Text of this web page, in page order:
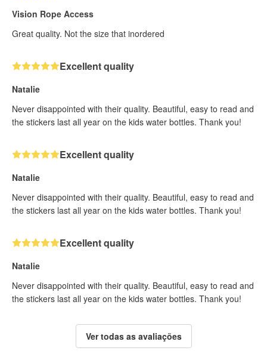
Vision Rope Access
Great quality. Not the size that inordered
Excellent quality
Natalie
Never disappointed with their quality. Beautiful, easy to read and
the stickers last all year on the kids water bottles. Thank you!
Excellent quality
Natalie
Never disappointed with their quality. Beautiful, easy to read and
the stickers last all year on the kids water bottles. Thank you!
Excellent quality
Natalie
Never disappointed with their quality. Beautiful, easy to read and
the stickers last all year on the kids water bottles. Thank you!
Ver todas as avaliações